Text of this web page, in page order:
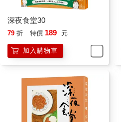
深夜食堂30
79 折 特價 189 元
加入購物車